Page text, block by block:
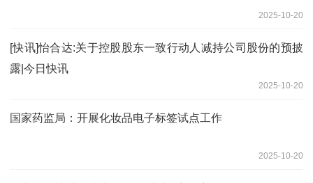
2025-10-20
[快讯]怡合达:关于控股股东一致行动人减持公司股份的预披
露|今日快讯
2025-10-20
国家药监局：开展化妆品电子标签试点工作
2025-10-20